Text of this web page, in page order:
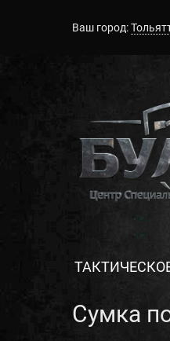
Ваш город:
Сумка